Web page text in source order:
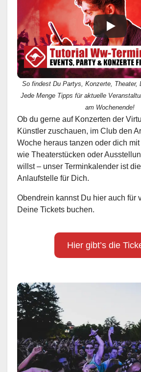
So findest Du Partys, Konzerte, Theater,
Jede Menge Tipps für aktuelle
am Wochenende!
Ob du gerne auf Konzerten der
Künstler zuschauen, im Club den
Woche heraus tanzen oder dich
wie Theaterstücken oder
willst – unser Terminkalender ist
Anlaufstelle für Dich.
Obendrein kannst Du hier auch für
Deine Tickets buchen.
Hier gibt’s die